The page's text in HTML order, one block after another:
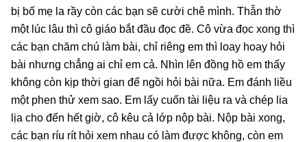
bị bố mẹ la rầy còn các bạn sẽ cười chê mình. Thẫn thờ
một lúc lâu thì cô giáo bắt đầu đọc đề. Cô vừa đọc xong thì
các bạn chăm chú làm bài, chỉ riêng em thì loay hoay hỏi
bài nhưng chẳng ai chỉ em cả. Nhìn lên đồng hồ em thấy
không còn kịp thời gian để ngồi hỏi bài nữa. Em đánh liều
một phen thử xem sao. Em lấy cuốn tài liệu ra và chép lia
lịa cho đến hết giờ, cô kêu cả lớp nộp bài. Nộp bài xong,
các bạn ríu rít hỏi xem nhau có làm được không, còn em